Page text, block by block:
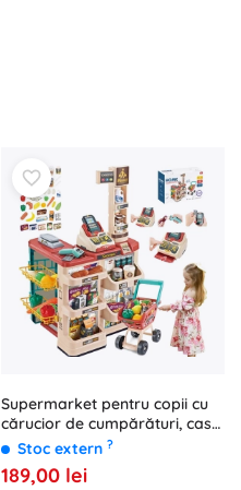
Supermarket pentru copii cu
cărucior de cumpărături, casă
de marcat, cântar și scanner
WOOPIE (48 accesorii)
Stoc extern ?
189,00 lei